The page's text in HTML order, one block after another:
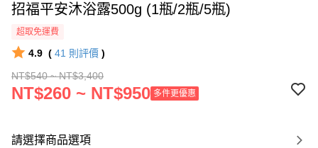
招福平安沐浴露500g (1瓶/2瓶/5瓶)
超取免運費
4.9 ( 41 則評價 )
NT$540 ~ NT$3,400
NT$260 ~ NT$950 多件更優惠
請選擇商品選項